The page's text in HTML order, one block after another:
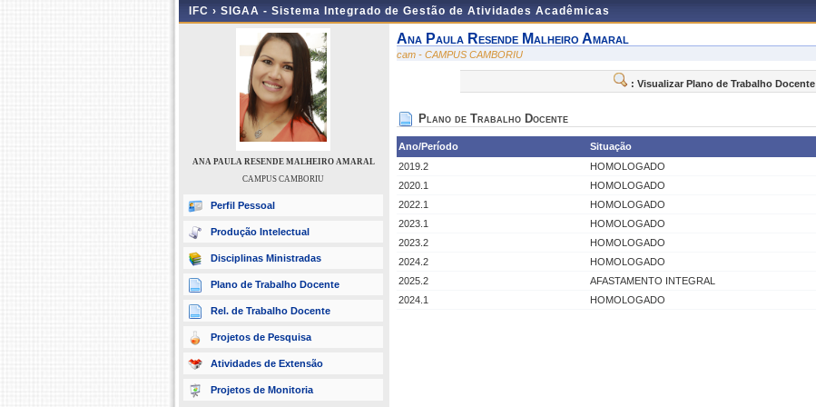
IFC › SIGAA - Sistema Integrado de Gestão de Atividades Acadêmicas
ANA PAULA RESENDE MALHEIRO AMARAL
CAMPUS CAMBORIU
Perfil Pessoal
Produção Intelectual
Disciplinas Ministradas
Plano de Trabalho Docente
Rel. de Trabalho Docente
Projetos de Pesquisa
Atividades de Extensão
Projetos de Monitoria
Ana Paula Resende Malheiro Amaral
cam - CAMPUS CAMBORIU
: Visualizar Plano de Trabalho Docente
Plano de Trabalho Docente
Ano/Período
Situação
2019.2
HOMOLOGADO
2020.1
HOMOLOGADO
2022.1
HOMOLOGADO
2023.1
HOMOLOGADO
2023.2
HOMOLOGADO
2024.2
HOMOLOGADO
2025.2
AFASTAMENTO INTEGRAL
2024.1
HOMOLOGADO